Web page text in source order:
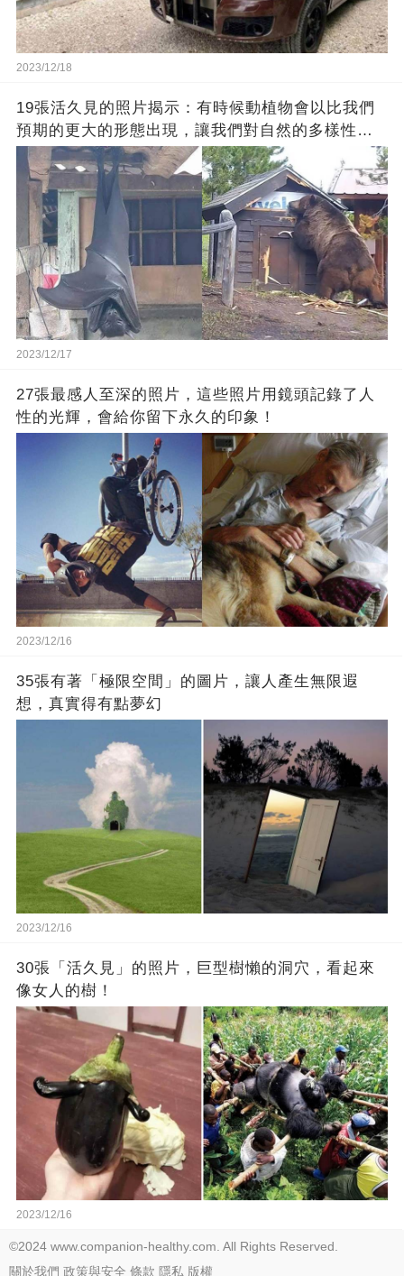
2023/12/18
19張活久見的照片揭示：有時候動植物會以比我們
預期的更大的形態出現，讓我們對自然的多樣性感
到驚嘆
2023/12/17
27張最感人至深的照片，這些照片用鏡頭記錄了人
性的光輝，會給你留下永久的印象！
2023/12/16
35張有著「極限空間」的圖片，讓人產生無限遐
想，真實得有點夢幻
2023/12/16
30張「活久見」的照片，巨型樹懶的洞穴，看起來
像女人的樹！
2023/12/16
©2024 www.companion-healthy.com. All Rights Reserved.
關於我們 政策與安全 條款 隱私 版權